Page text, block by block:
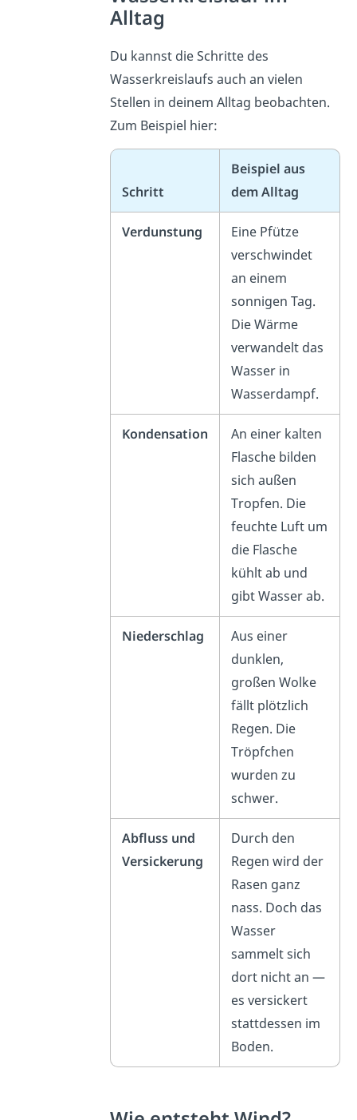
Alltag
Du kannst die Schritte des
Wasserkreislaufs auch an vielen
Stellen in deinem Alltag beobachten.
Zum Beispiel hier:
Schritt
Beispiel aus
dem Alltag
Verdunstung
Eine Pfütze
verschwindet
an einem
sonnigen Tag.
Die Wärme
verwandelt das
Wasser in
Wasserdampf.
Kondensation
An einer kalten
Flasche bilden
sich außen
Tropfen. Die
feuchte Luft um
die Flasche
kühlt ab und
gibt Wasser ab.
Niederschlag
Aus einer
dunklen,
großen Wolke
fällt plötzlich
Regen. Die
Tröpfchen
wurden zu
schwer.
Abfluss und
Versickerung
Durch den
Regen wird der
Rasen ganz
nass. Doch das
Wasser
sammelt sich
dort nicht an —
es versickert
stattdessen im
Boden.